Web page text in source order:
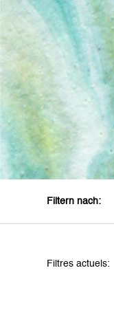
Filtern nach:
Filtres actuels: